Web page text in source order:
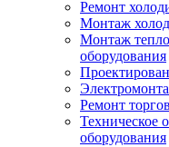
Ремонт
Монтаж
Монтаж
оборудования
Ремонт
Техническое
оборудования